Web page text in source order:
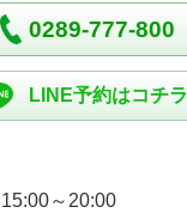
0289-777-800
LINE予約はコチラ
～20:00